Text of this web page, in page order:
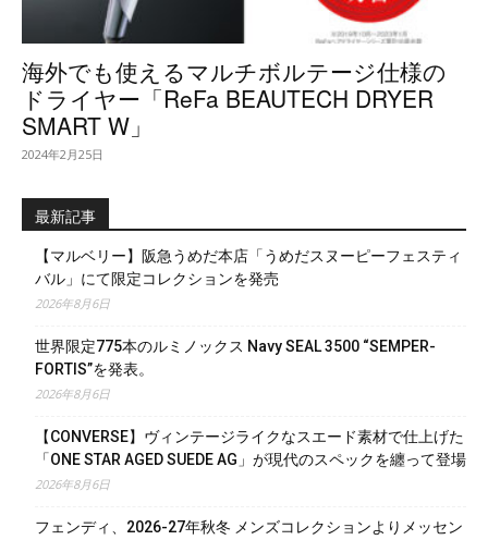
海外でも使えるマルチボルテージ仕様の
ドライヤー「ReFa BEAUTECH DRYER
SMART W」
2024年2月25日
最新記事
【マルベリー】阪急うめだ本店「うめだスヌーピーフェスティ
バル」にて限定コレクションを発売
2026年8月6日
世界限定775本のルミノックス Navy SEAL 3500 “SEMPER-
FORTIS”を発表。
2026年8月6日
【CONVERSE】ヴィンテージライクなスエード素材で仕上げた
「ONE STAR AGED SUEDE AG」が現代のスペックを纏って登場
2026年8月6日
フェンディ、2026-27年秋冬 メンズコレクションよりメッセン